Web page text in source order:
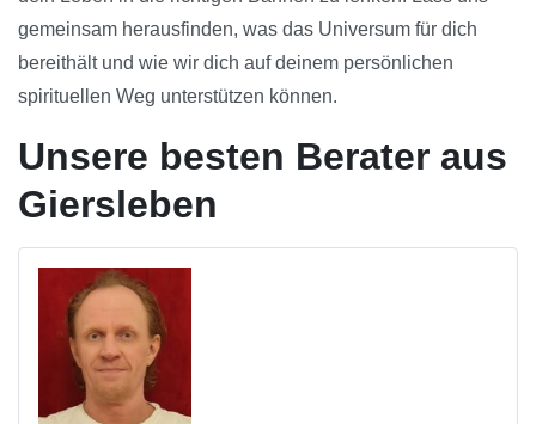
gemeinsam herausfinden, was das Universum für dich
bereithält und wie wir dich auf deinem persönlichen
spirituellen Weg unterstützen können.
Unsere besten Berater aus
Giersleben